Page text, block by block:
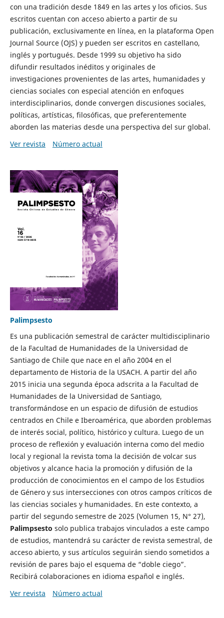
con una tradición desde 1849 en las artes y los oficios. Sus
escritos cuentan con acceso abierto a partir de su
publicación, exclusivamente en línea, en la plataforma Open
Journal Source (OJS) y pueden ser escritos en castellano,
inglés y portugués. Desde 1999 su objetivo ha sido
difundir resultados inéditos y originales de
investigaciones provenientes de las artes, humanidades y
ciencias sociales con especial atención en enfoques
interdisciplinarios, donde convergen discusiones sociales,
políticas, artísticas, filosóficas, que preferentemente
aborden las materias desde una perspectiva del sur global.
Ver revista
Número actual
Palimpsesto
Es una publicación semestral de carácter multidisciplinario
de la Facultad de Humanidades de la Universidad de
Santiago de Chile que nace en el año 2004 en el
departamento de Historia de la USACH. A partir del año
2015 inicia una segunda época adscrita a la Facultad de
Humanidades de la Universidad de Santiago,
transformándose en un espacio de difusión de estudios
centrados en Chile e Iberoamérica, que aborden problemas
de interés social, político, histórico y cultura. Luego de un
proceso de reflexión y evaluación interna como del medio
local y regional la revista toma la decisión de volcar sus
objetivos y alcance hacia la promoción y difusión de la
producción de conocimientos en el campo de los Estudios
de Género y sus intersecciones con otros campos críticos de
las ciencias sociales y humanidades. En este contexto, a
partir del segundo semestre de 2025 (Volumen 15, N° 27),
Palimpsesto solo publica trabajos vinculados a este campo
de estudios, mantendrá su carácter de revista semestral, de
acceso abierto, y sus artículos seguirán siendo sometidos a
revisión de pares bajo el esquema de “doble ciego”.
Recibirá colaboraciones en idioma español e inglés.
Ver revista
Número actual